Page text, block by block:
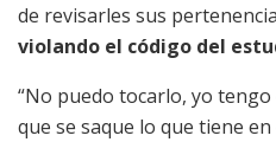
de revisarles sus
violando el código del
“No puedo tocarlo, yo
que se saque lo que tiene